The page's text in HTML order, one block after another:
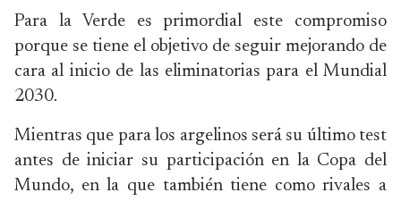
Para la Verde es primordial este compromiso
porque se tiene el objetivo de seguir mejorando de
cara al inicio de las eliminatorias para el Mundial
2030.
Mientras que para los argelinos será su último test
antes de iniciar su participación en la Copa del
Mundo, en la que también tiene como rivales a